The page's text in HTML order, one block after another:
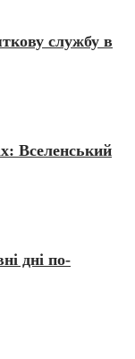
службу в
Вселенський
дні по-